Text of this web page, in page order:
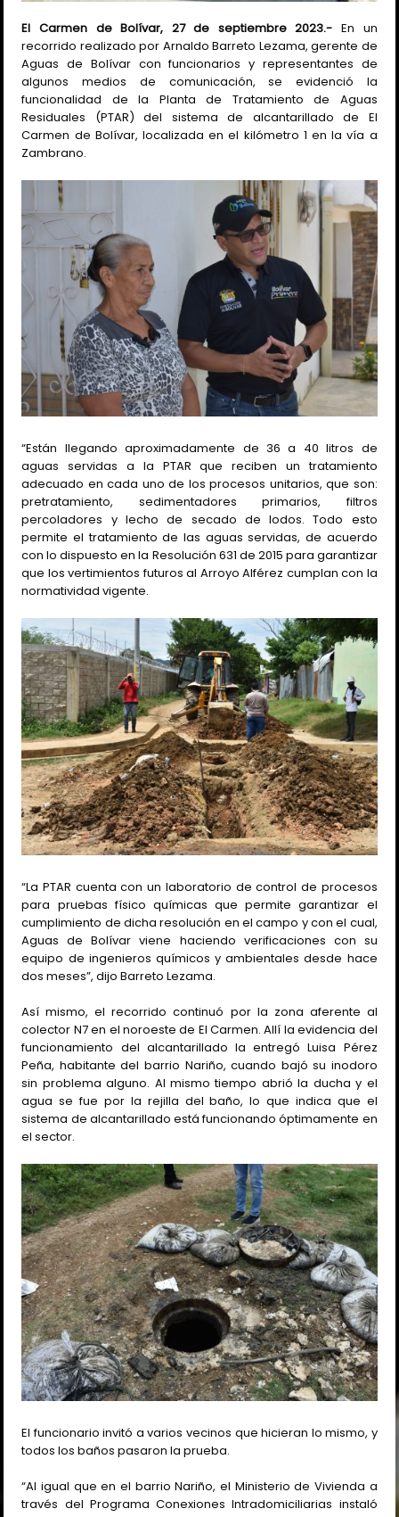
El Carmen de Bolívar, 27 de septiembre 2023.- En un
recorrido realizado por Arnaldo Barreto Lezama, gerente de
Aguas de Bolívar con funcionarios y representantes de
algunos medios de comunicación, se evidenció la
funcionalidad de la Planta de Tratamiento de Aguas
Residuales (PTAR) del sistema de alcantarillado de El
Carmen de Bolívar, localizada en el kilómetro 1 en la vía a
Zambrano.
“Están llegando aproximadamente de 36 a 40 litros de
aguas servidas a la PTAR que reciben un tratamiento
adecuado en cada uno de los procesos unitarios, que son:
pretratamiento, sedimentadores primarios, filtros
percoladores y lecho de secado de lodos. Todo esto
permite el tratamiento de las aguas servidas, de acuerdo
con lo dispuesto en la Resolución 631 de 2015 para garantizar
que los vertimientos futuros al Arroyo Alférez cumplan con la
normatividad vigente.
“La PTAR cuenta con un laboratorio de control de procesos
para pruebas físico químicas que permite garantizar el
cumplimiento de dicha resolución en el campo y con el cual,
Aguas de Bolívar viene haciendo verificaciones con su
equipo de ingenieros químicos y ambientales desde hace
dos meses”, dijo Barreto Lezama.
Así mismo, el recorrido continuó por la zona aferente al
colector N7 en el noroeste de El Carmen. Allí la evidencia del
funcionamiento del alcantarillado la entregó Luisa Pérez
Peña, habitante del barrio Nariño, cuando bajó su inodoro
sin problema alguno. Al mismo tiempo abrió la ducha y el
agua se fue por la rejilla del baño, lo que indica que el
sistema de alcantarillado está funcionando óptimamente en
el sector.
El funcionario invitó a varios vecinos que hicieran lo mismo, y
todos los baños pasaron la prueba.
“Al igual que en el barrio Nariño, el Ministerio de Vivienda a
través del Programa Conexiones Intradomiciliarias instaló